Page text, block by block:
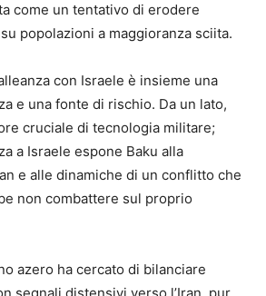
come un tentativo di erodere
popolazioni a maggioranza sciita.
con Israele è insieme una
e una fonte di rischio. Da un lato,
cruciale di tecnologia militare;
a Israele espone Baku alla
e alle dinamiche di un conflitto che
non combattere sul proprio
azero ha cercato di bilanciare